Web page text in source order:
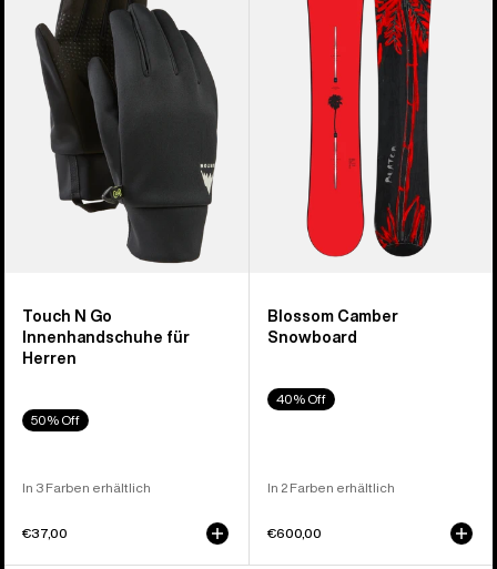
Innenhandschuhe
Herren
Touch N Go
Innenhandschuhe für
Herren
50% Off
In 3 Farben erhältlich
€37,00
Camber
Snowboard
Blossom Camber
Snowboard
40% Off
In 2 Farben erhältlich
€600,00